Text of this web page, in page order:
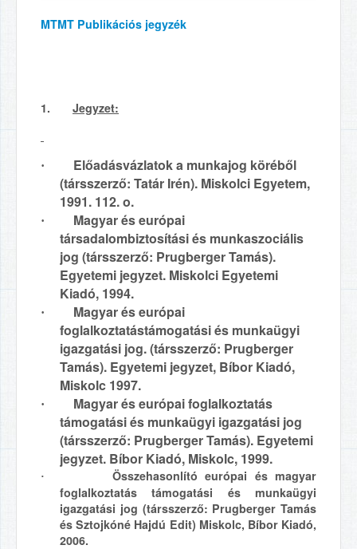
MTMT Publikációs jegyzék
1. Jegyzet:
·
Előadásvázlatok a munkajog köréből
(társszerző: Tatár Irén). Miskolci Egyetem,
1991. 112. o.
·
Magyar és európai
társadalombiztosítási és munkaszociális
jog (társszerző: Prugberger Tamás).
Egyetemi jegyzet. Miskolci Egyetemi
Kiadó, 1994.
·
Magyar és európai
foglalkoztatástámogatási és munkaügyi
igazgatási jog. (társszerző: Prugberger
Tamás). Egyetemi jegyzet, Bíbor Kiadó,
Miskolc 1997.
·
Magyar és európai foglalkoztatás
támogatási és munkaügyi igazgatási jog
(társszerző: Prugberger Tamás). Egyetemi
jegyzet. Bíbor Kiadó, Miskolc, 1999.
·
Összehasonlító európai és magyar
foglalkoztatás támogatási és munkaügyi
igazgatási jog (társszerző: Prugberger Tamás
és Sztojkóné Hajdú Edit) Miskolc, Bíbor Kiadó,
2006.